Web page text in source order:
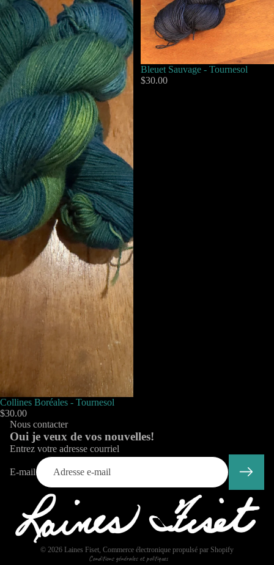
Collines Boréales - Tournesol
$30.00
Bleuet Sauvage - Tournesol
$30.00
Nous contacter
Oui je veux de vos nouvelles!
Entrez votre adresse courriel
E-mail
© 2026 Laines Fiset Commerce électronique propulsé par Shopify
Conditions générales et politiques
Politique de confidentialité